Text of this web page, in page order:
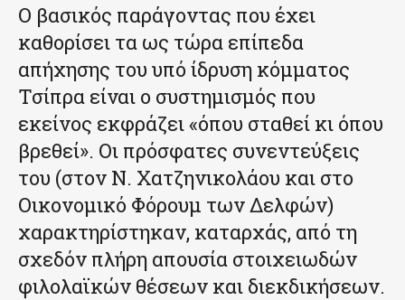
Ο βασικός παράγοντας που έχει
καθορίσει τα ως τώρα επίπεδα
απήχησης του υπό ίδρυση κόμματος
Τσίπρα είναι ο συστημισμός που
εκείνος εκφράζει «όπου σταθεί κι όπου
βρεθεί». Οι πρόσφατες συνεντεύξεις
του (στον Ν. Χατζηνικολάου και στο
Οικονομικό Φόρουμ των Δελφών)
χαρακτηρίστηκαν, καταρχάς, από τη
σχεδόν πλήρη απουσία στοιχειωδών
φιλολαϊκών θέσεων και διεκδικήσεων.